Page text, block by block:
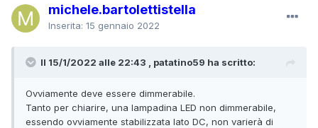
michele.bartolettistella
Inserita: 15 gennaio 2022
Il 15/1/2022 alle 22:43 , patatino59 ha scritto:
Ovviamente deve essere dimmerabile.
Tanto per chiarire, una lampadina LED non dimmerabile,
essendo ovviamente stabilizzata lato DC, non varierà di